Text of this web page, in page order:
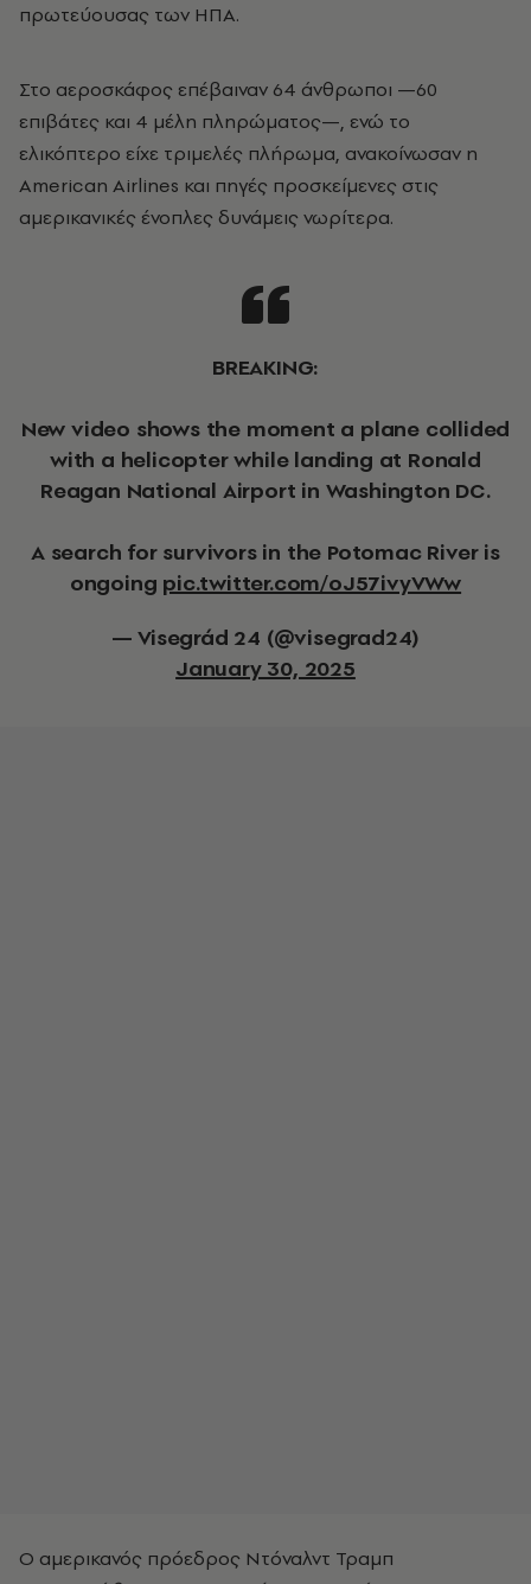
πρωτεύουσας των ΗΠΑ.
Στο αεροσκάφος επέβαιναν 64 άνθρωποι —60
επιβάτες και 4 μέλη πληρώματος—, ενώ το
ελικόπτερο είχε τριμελές πλήρωμα, ανακοίνωσαν η
American Airlines και πηγές προσκείμενες στις
αμερικανικές ένοπλες δυνάμεις νωρίτερα.
BREAKING:
New video shows the moment a plane collided
with a helicopter while landing at Ronald
Reagan National Airport in Washington DC.
A search for survivors in the Potomac River is
ongoing pic.twitter.com/oJ57ivyVWw
— Visegrád 24 (@visegrad24)
January 30, 2025
Ο αμερικανός πρόεδρος Ντόναλντ Τραμπ